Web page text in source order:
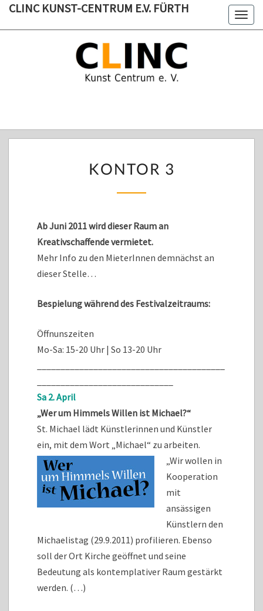
SkipCLINC KUNST-CENTRUM E.V. FÜRTH
CLINC KUNST-
CENTRUM E.V.
FÜRTH
KONTOR 3
Ab Juni 2011 wird dieser Raum an
Kreativschaffende vermietet.
Mehr Info zu den MieterInnen demnächst an
dieser Stelle…
Bespielung während des Festivalzeitraums:
Öffnunszeiten
Mo-Sa: 15-20 Uhr | So 13-20 Uhr
Sa 2. April
„Wer um Himmels Willen ist Michael?“
St. Michael lädt Künstlerinnen und Künstler
ein, mit dem Wort „Michael“ zu arbeiten.
„Wir wollen in
Kooperation
mit
ansässigen
Künstlern den
Michaelistag (29.9.2011) profilieren. Ebenso
soll der Ort Kirche geöffnet und seine
Bedeutung als kontemplativer Raum gestärkt
werden. (…)